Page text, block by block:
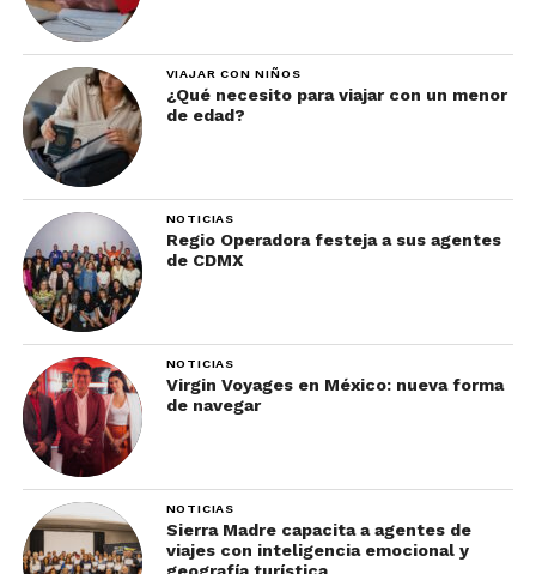
VIAJAR CON NIÑOS
¿Qué necesito para viajar con un menor
de edad?
NOTICIAS
Regio Operadora festeja a sus agentes
de CDMX
NOTICIAS
Virgin Voyages en México: nueva forma
de navegar
NOTICIAS
Sierra Madre capacita a agentes de
viajes con inteligencia emocional y